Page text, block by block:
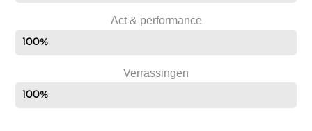
Act & performance
100%
Verrassingen
100%